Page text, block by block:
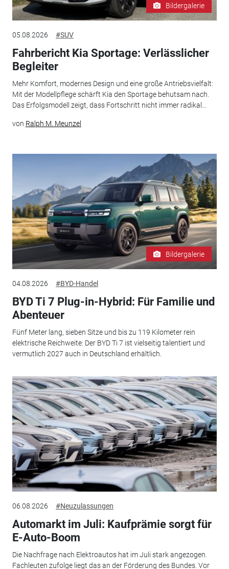
Bildergalerie
05.08.2026 #SUV
Fahrbericht Kia Sportage: Verlässlicher
Begleiter
Mehr Komfort, modernes Design und eine große Antriebsvielfalt:
Mit der Modellpflege schärft Kia den Sportage behutsam nach.
Das Erfolgsmodell zeigt, dass Fortschritt nicht immer radikal...
von Ralph M. Meunzel
Bildergalerie
04.08.2026 #BYD-Handel
BYD Ti 7 Plug-in-Hybrid: Für Familie und
Abenteuer
Fünf Meter lang, sieben Sitze und bis zu 119 Kilometer rein
elektrische Reichweite: Der BYD Ti 7 ist vielseitig talentiert und
vermutlich 2027 auch in Deutschland erhältlich.
06.08.2026 #Neuzulassungen
Automarkt im Juli: Kaufprämie sorgt für
E-Auto-Boom
Die Nachfrage nach Elektroautos hat im Juli stark angezogen.
Fachleuten zufolge liegt das an der Förderung des Bundes. Vor